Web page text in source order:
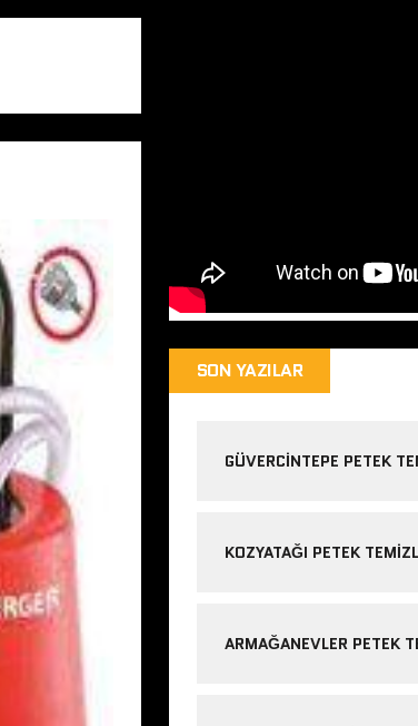
SON YAZILAR
GÜVERCINTEPE PETEK
KOZYATAĞI PETEK
ARMAĞANEVLER PETEK